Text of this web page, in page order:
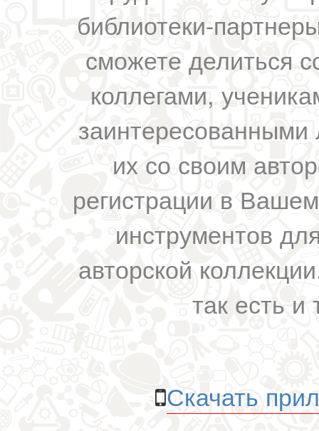
библиотеки-
сможете делиться
коллегами,
их со своим
регистрации в
инструментов
авторской
так есть и
Скачать